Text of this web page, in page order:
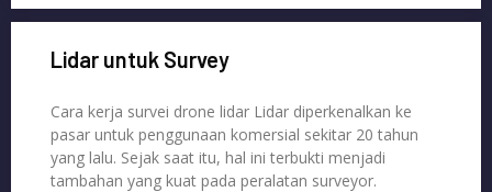
Lidar untuk Survey
Cara kerja survei drone lidar Lidar diperkenalkan ke
pasar untuk penggunaan komersial sekitar 20 tahun
yang lalu. Sejak saat itu, hal ini terbukti menjadi
tambahan yang kuat pada peralatan surveyor.